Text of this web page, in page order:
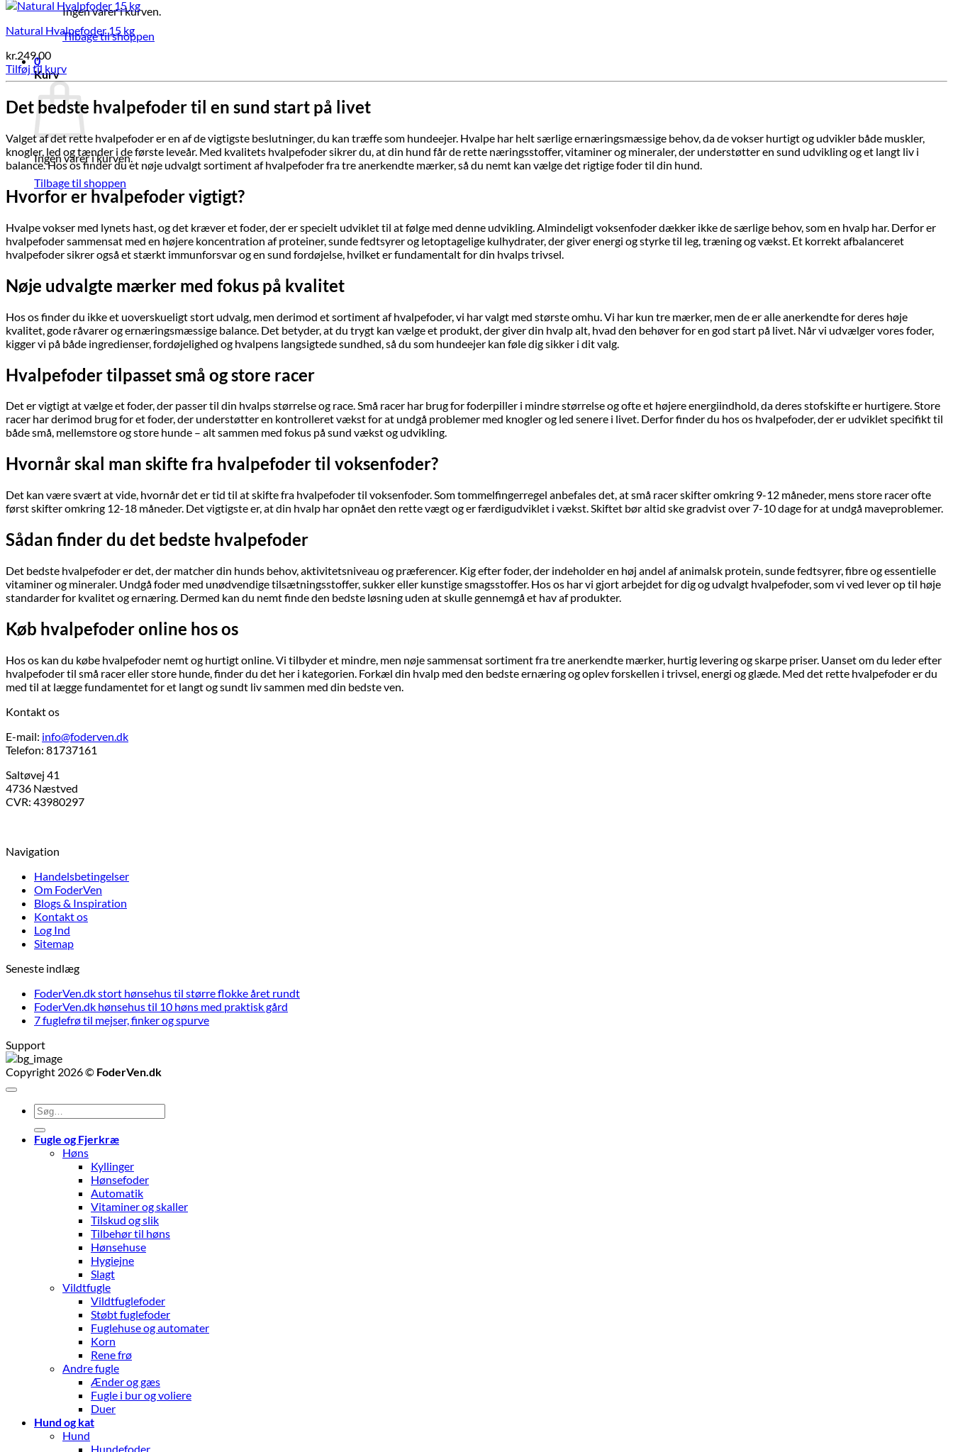
Ingen varer i kurven.
Tilbage til shoppen
0
Kurv
Ingen varer i kurven.
Tilbage til shoppen
Natural Hvalpefoder 15 kg
kr.249,00
Tilføj til kurv
Det bedste hvalpefoder til en sund start på livet
Valget af det rette hvalpefoder er en af de vigtigste beslutninger, du kan træffe som hundeejer. Hvalpe har helt særlige ernæringsmæssige behov, da de vokser hurtigt og udvikler både muskler,
knogler, led og tænder i de første leveår. Med kvalitets hvalpefoder sikrer du, at din hund får de rette næringsstoffer, vitaminer og mineraler, der understøtter en sund udvikling og et langt liv i
balance. Hos os finder du et nøje udvalgt sortiment af hvalpefoder fra tre anerkendte mærker, så du nemt kan vælge det rigtige foder til din hund.
Hvorfor er hvalpefoder vigtigt?
Hvalpe vokser med lynets hast, og det kræver et foder, der er specielt udviklet til at følge med denne udvikling. Almindeligt voksenfoder dækker ikke de særlige behov, som en hvalp har. Derfor er
hvalpefoder sammensat med en højere koncentration af proteiner, sunde fedtsyrer og letoptagelige kulhydrater, der giver energi og styrke til leg, træning og vækst. Et korrekt afbalanceret
hvalpefoder sikrer også et stærkt immunforsvar og en sund fordøjelse, hvilket er fundamentalt for din hvalps trivsel.
Nøje udvalgte mærker med fokus på kvalitet
Hos os finder du ikke et uoverskueligt stort udvalg, men derimod et sortiment af hvalpefoder, vi har valgt med største omhu. Vi har kun tre mærker, men de er alle anerkendte for deres høje
kvalitet, gode råvarer og ernæringsmæssige balance. Det betyder, at du trygt kan vælge et produkt, der giver din hvalp alt, hvad den behøver for en god start på livet. Når vi udvælger vores foder,
kigger vi på både ingredienser, fordøjelighed og hvalpens langsigtede sundhed, så du som hundeejer kan føle dig sikker i dit valg.
Hvalpefoder tilpasset små og store racer
Det er vigtigt at vælge et foder, der passer til din hvalps størrelse og race. Små racer har brug for foderpiller i mindre størrelse og ofte et højere energiindhold, da deres stofskifte er hurtigere. Store
racer har derimod brug for et foder, der understøtter en kontrolleret vækst for at undgå problemer med knogler og led senere i livet. Derfor finder du hos os hvalpefoder, der er udviklet specifikt til
både små, mellemstore og store hunde – alt sammen med fokus på sund vækst og udvikling.
Hvornår skal man skifte fra hvalpefoder til voksenfoder?
Det kan være svært at vide, hvornår det er tid til at skifte fra hvalpefoder til voksenfoder. Som tommelfingerregel anbefales det, at små racer skifter omkring 9-12 måneder, mens store racer ofte
først skifter omkring 12-18 måneder. Det vigtigste er, at din hvalp har opnået den rette vægt og er færdigudviklet i vækst. Skiftet bør altid ske gradvist over 7-10 dage for at undgå maveproblemer.
Sådan finder du det bedste hvalpefoder
Det bedste hvalpefoder er det, der matcher din hunds behov, aktivitetsniveau og præferencer. Kig efter foder, der indeholder en høj andel af animalsk protein, sunde fedtsyrer, fibre og essentielle
vitaminer og mineraler. Undgå foder med unødvendige tilsætningsstoffer, sukker eller kunstige smagsstoffer. Hos os har vi gjort arbejdet for dig og udvalgt hvalpefoder, som vi ved lever op til høje
standarder for kvalitet og ernæring. Dermed kan du nemt finde den bedste løsning uden at skulle gennemgå et hav af produkter.
Køb hvalpefoder online hos os
Hos os kan du købe hvalpefoder nemt og hurtigt online. Vi tilbyder et mindre, men nøje sammensat sortiment fra tre anerkendte mærker, hurtig levering og skarpe priser. Uanset om du leder efter
hvalpefoder til små racer eller store hunde, finder du det her i kategorien. Forkæl din hvalp med den bedste ernæring og oplev forskellen i trivsel, energi og glæde. Med det rette hvalpefoder er du
med til at lægge fundamentet for et langt og sundt liv sammen med din bedste ven.
Kontakt os
E-mail: info@foderven.dk
Telefon: 81737161
Saltøvej 41
4736 Næstved
CVR: 43980297
Navigation
Handelsbetingelser
Om FoderVen
Blogs & Inspiration
Kontakt os
Log Ind
Sitemap
Seneste indlæg
FoderVen.dk stort hønsehus til større flokke året rundt
FoderVen.dk hønsehus til 10 høns med praktisk gård
7 fuglefrø til mejser, finker og spurve
Support
Copyright 2026 © FoderVen.dk
Søg
efter:
Fugle og Fjerkræ
Høns
Kyllinger
Hønsefoder
Automatik
Vitaminer og skaller
Tilskud og slik
Tilbehør til høns
Hønsehuse
Hygiejne
Slagt
Vildtfugle
Vildtfuglefoder
Støbt fuglefoder
Fuglehuse og automater
Korn
Rene frø
Andre fugle
Ænder og gæs
Fugle i bur og voliere
Duer
Hund og kat
Hund
Hundefoder